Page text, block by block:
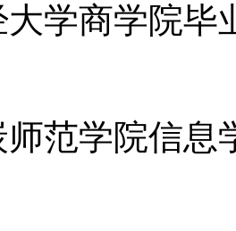
大学商学院毕
师范学院信息